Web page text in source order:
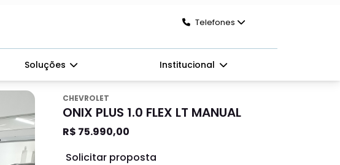
Telefones
Soluções Institucional
CHEVROLET
ONIX PLUS 1.0 FLEX LT MANUAL
R$ 75.990,00
Solicitar proposta